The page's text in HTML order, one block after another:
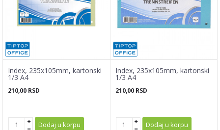
Index, 235x105mm, kartonski
1/3 A4
210,00 RSD
Dodaj u korpu
Index, 235x105mm, kartonski
1/3 A4
210,00 RSD
Dodaj u korpu